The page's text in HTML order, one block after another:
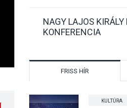
NAGY LAJOS KIRÁLY
KONFERENCIA
FRISS HÍR
KULTÚRA